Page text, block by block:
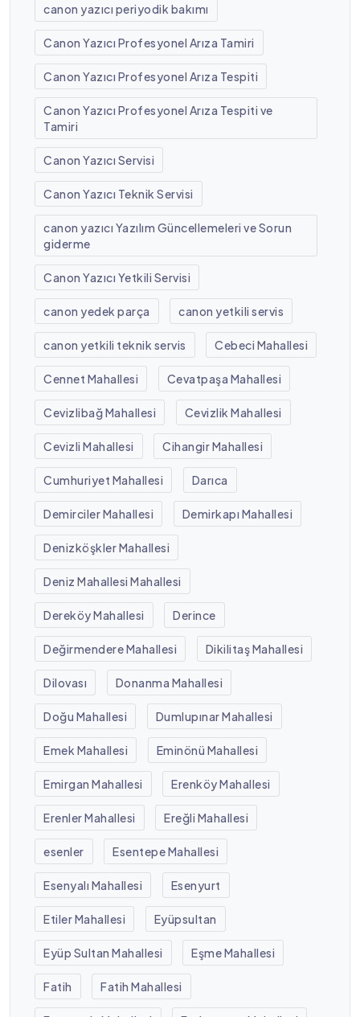
canon yazıcı periyodik bakımı
Canon Yazıcı Profesyonel Arıza Tamiri
Canon Yazıcı Profesyonel Arıza Tespiti
Canon Yazıcı Profesyonel Arıza Tespiti ve
Tamiri
Canon Yazıcı Servisi
Canon Yazıcı Teknik Servisi
canon yazıcı Yazılım Güncellemeleri ve Sorun
giderme
Canon Yazıcı Yetkili Servisi
canon yedek parça canon yetkili servis
canon yetkili teknik servis Cebeci Mahallesi
Cennet Mahallesi Cevatpaşa Mahallesi
Cevizlibağ Mahallesi Cevizlik Mahallesi
Cevizli Mahallesi Cihangir Mahallesi
Cumhuriyet Mahallesi Darıca
Demirciler Mahallesi Demirkapı Mahallesi
Denizköşkler Mahallesi
Deniz Mahallesi Mahallesi
Dereköy Mahallesi Derince
Değirmendere Mahallesi Dikilitaş Mahallesi
Dilovası Donanma Mahallesi
Doğu Mahallesi Dumlupınar Mahallesi
Emek Mahallesi Eminönü Mahallesi
Emirgan Mahallesi Erenköy Mahallesi
Erenler Mahallesi Ereğli Mahallesi
esenler Esentepe Mahallesi
Esenyalı Mahallesi Esenyurt
Etiler Mahallesi Eyüpsultan
Eyüp Sultan Mahallesi Eşme Mahallesi
Fatih Fatih Mahallesi